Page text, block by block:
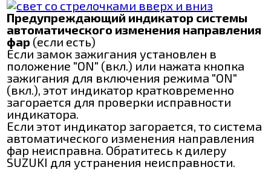
Предупреждающий индикатор системы
автоматического изменения направления
фар (если есть)
Если замок зажигания установлен в
положение "ON" (вкл.) или нажата кнопка
зажигания для включения режима "ON"
(вкл.), этот индикатор кратковременно
загорается для проверки исправности
индикатора.
Если этот индикатор загорается, то система
автоматического изменения направления
фар неисправна. Обратитесь к дилеру
SUZUKI для устранения неисправности.